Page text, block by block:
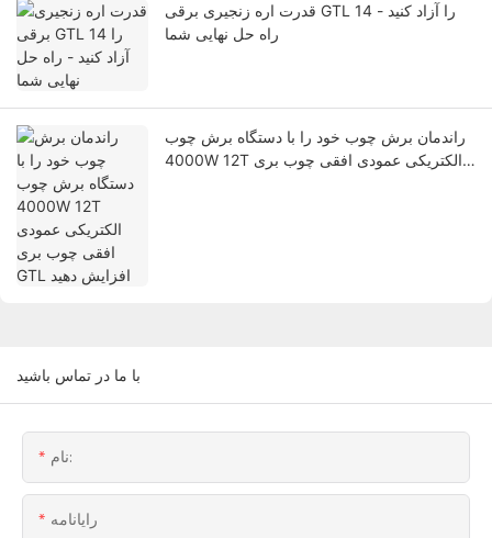
قدرت اره زنجیری برقی GTL 14 را آزاد کنید -
راه حل نهایی شما
راندمان برش چوب خود را با دستگاه برش چوب
4000W 12T الکتریکی عمودی افقی چوب بری
با ما در تماس باشید
نام:
رایانامه